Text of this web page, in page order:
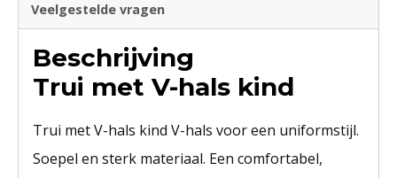
Veelgestelde vragen
Beschrijving
Trui met V-hals kind
Trui met V-hals kind V-hals voor een uniformstijl.
Soepel en sterk materiaal. Een comfortabel,